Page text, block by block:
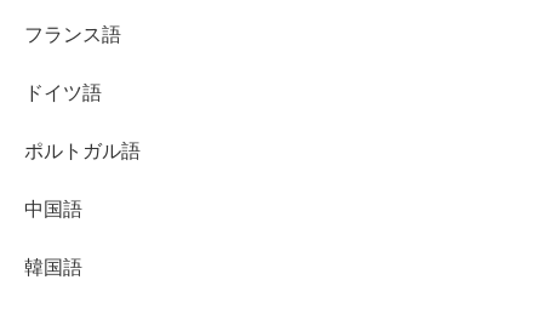
フランス語
ドイツ語
ポルトガル語
中国語
韓国語